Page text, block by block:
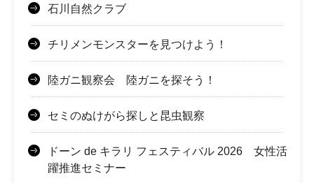
石川自然クラブ
チリメンモンスターを見つけよう！
陸ガニ観察会 陸ガニを探そう！
セミのぬけがら探しと昆虫観察
ドーン de キラリ フェスティバル 2026 女性活
躍推進セミナー